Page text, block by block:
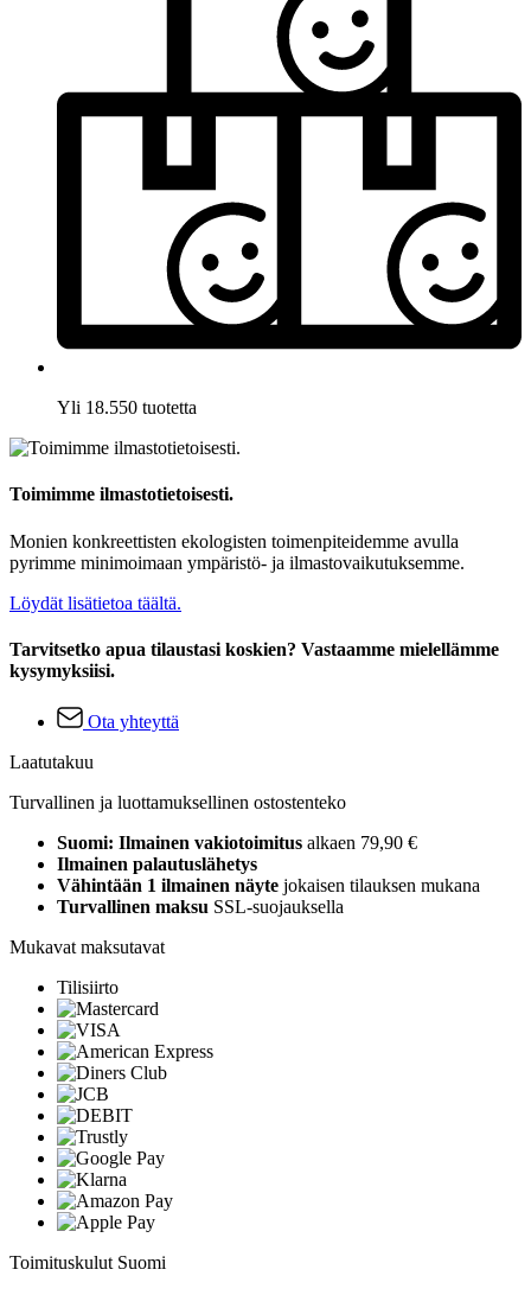
Yli 18.550 tuotetta
Toimimme ilmastotietoisesti.
Monien konkreettisten ekologisten toimenpiteidemme avulla
pyrimme minimoimaan ympäristö- ja ilmastovaikutuksemme.
Löydät lisätietoa täältä.
Tarvitsetko apua tilaustasi koskien? Vastaamme mielellämme
kysymyksiisi.
Ota yhteyttä
Laatutakuu
Turvallinen ja luottamuksellinen ostostenteko
Suomi: Ilmainen vakiotoimitus alkaen 79,90 €
Ilmainen palautuslähetys
Vähintään 1 ilmainen näyte jokaisen tilauksen mukana
Turvallinen maksu SSL-suojauksella
Mukavat maksutavat
Tilisiirto
Toimituskulut Suomi